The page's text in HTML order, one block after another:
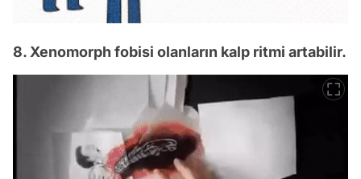
8. Xenomorph fobisi olanların kalp ritmi artabilir.